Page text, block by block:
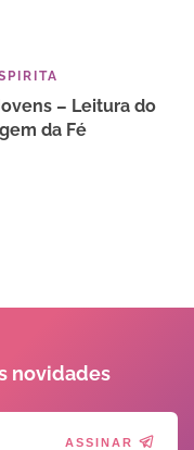
– Leitura do
da Fé
novidades
ASSINAR